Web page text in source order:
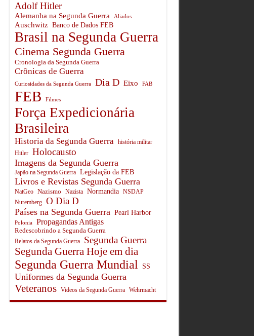
Adolf Hitler
Alemanha na Segunda Guerra Aliados
Auschwitz Banco de Dados FEB
Brasil na Segunda Guerra
Cinema Segunda Guerra
Cronologia da Segunda Guerra
Crônicas de Guerra
Curiosidades da Segunda Guerra Dia D Eixo FAB
FEB Filmes
Força Expedicionária
Brasileira
Historia da Segunda Guerra
história militar
Hitler
Holocausto
Imagens da Segunda Guerra
Japão na Segunda Guerra Legislação da FEB
Livros e Revistas Segunda Guerra
NatGeo Nazismo Nazista Normandia
NSDAP
Nuremberg
O Dia D
Países na Segunda Guerra Pearl Harbor
Polonia Propagandas Antigas
Redescobrindo a Segunda Guerra
Relatos da Segunda Guerra Segunda Guerra
Segunda Guerra Hoje em dia
Segunda Guerra Mundial SS
Uniformes da Segunda Guerra
Veteranos Videos da Segunda Guerra Wehrmacht